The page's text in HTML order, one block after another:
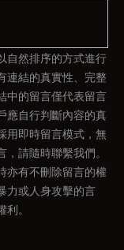
自然排序的方式進行
連結的真實性、完整
中的留言僅代表留言
應自行判斷內容的真
用即時留言模式，無
請隨時聯繫我們。
亦有不刪除留言的權
力或人身攻擊的言
。